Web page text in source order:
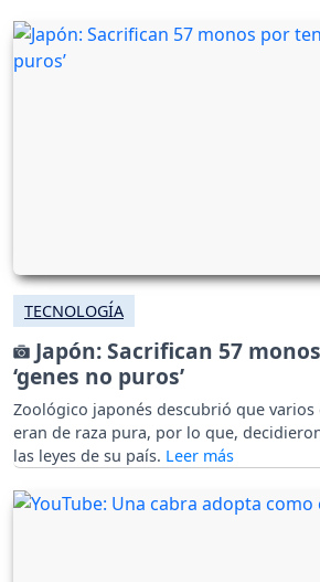
TECNOLOGÍA
Japón: Sacrifican 57
‘genes no puros’
Zoológico japonés descubrió que varios
eran de raza pura, por lo que,
las leyes de su país.